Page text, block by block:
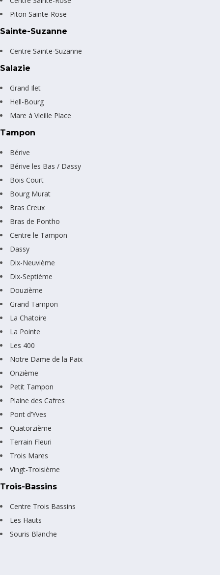
Piton Sainte-Rose
Sainte-Suzanne
Centre Sainte-Suzanne
Salazie
Grand Ilet
Hell-Bourg
Mare à Vieille Place
Tampon
Bérive
Bérive les Bas / Dassy
Bois Court
Bourg Murat
Bras Creux
Bras de Pontho
Centre le Tampon
Dassy
Dix-Neuvième
Dix-Septième
Douzième
Grand Tampon
La Chatoire
La Pointe
Les 400
Notre Dame de la Paix
Onzième
Petit Tampon
Plaine des Cafres
Pont d’Yves
Quatorzième
Terrain Fleuri
Trois Mares
Vingt-Troisième
Trois-Bassins
Centre Trois Bassins
Les Hauts
Souris Blanche